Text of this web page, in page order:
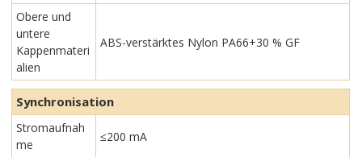
Obere und
untere
Kappenmateri
alien
ABS-verstärktes Nylon PA66+30 % GF
Synchronisation
Stromaufnah
me
≤200 mA